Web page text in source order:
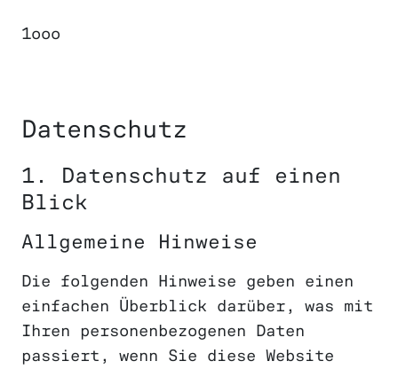
1ooo
Datenschutz
1. Datenschutz auf einen
Blick
Allgemeine Hinweise
Die folgenden Hinweise geben einen
einfachen Überblick darüber, was mit
Ihren personenbezogenen Daten
passiert, wenn Sie diese Website